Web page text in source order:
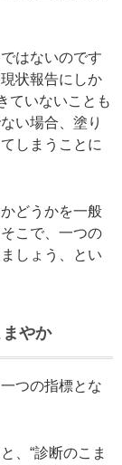
はないのです
状報告にしか
ていないことも
い場合、塗り
しまうことに
どうかを一般
こで、一つの
しょう、とい
やか
つの指標とな
、“診断のこま